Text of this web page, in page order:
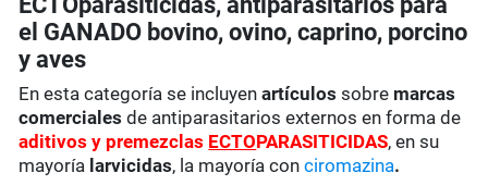
el GANADO bovino, ovino, caprino, porcino
y aves
En esta categoría se incluyenartículossobre marcas
comerciales de antiparasitarios externos en forma de
aditivos y premezclas ECTOPARASITICIDAS, en su
mayoría larvicidas, la mayoría conciromazina.